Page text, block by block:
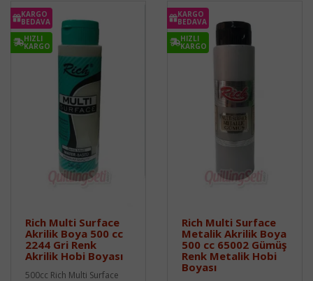
KARGO
BEDAVA
HIZLI
KARGO
Rich Multi Surface
Akrilik Boya 500 cc
2244 Gri Renk
Akrilik Hobi Boyası
500cc Rich Multi Surface
KARGO
BEDAVA
HIZLI
KARGO
Rich Multi Surface
Metalik Akrilik Boya
500 cc 65002 Gümüş
Renk Metalik Hobi
Boyası